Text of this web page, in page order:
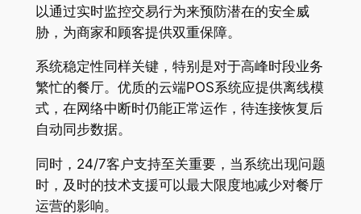
以通过实时监控交易行为来预防潜在的安全威
胁，为商家和顾客提供双重保障。
系统稳定性同样关键，特别是对于高峰时段业务
繁忙的餐厅。优质的云端POS系统应提供离线模
式，在网络中断时仍能正常运作，待连接恢复后
自动同步数据。
同时，24/7客户支持至关重要，当系统出现问题
时，及时的技术支援可以最大限度地减少对餐厅
运营的影响。